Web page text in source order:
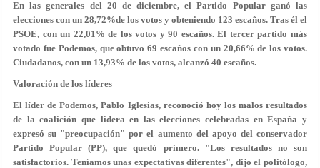
En las generales del 20 de diciembre, elPartido Popular ganó las
elecciones con un 28,72%de los votos y obteniendo 123 escaños. Tras él el
PSOE, con un 22,01% de los votos y 90 escaños. El tercer partido más
votado fue Podemos, que obtuvo 69 escaños con un 20,66% de los votos.
Ciudadanos, con un 13,93% de los votos, alcanzó 40 escaños.
Valoración de los líderes
El líder de Podemos, Pablo Iglesias, reconoció hoy los malos resultados
de la coalición que lidera en las elecciones celebradas en España y
expresó su "preocupación" por el aumento del apoyo del conservador
Partido Popular (PP), que quedó primero. "Los resultados no son
satisfactorios. Teníamos unas expectativas diferentes", dijo el politólogo,